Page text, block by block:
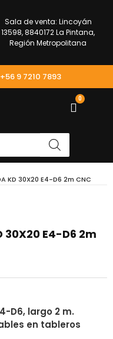
Sala de venta: Lincoyán
13598, 8840172 La Pintana,
Región Metropolitana
+56 9 7210 7893
0
KD 30X20 E4-D6 2m CNC
30X20 E4-D6 2m
D6, largo 2 m.
en tableros